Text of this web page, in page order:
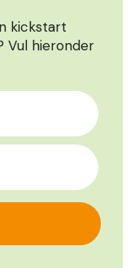
kickstart
Vul hieronder